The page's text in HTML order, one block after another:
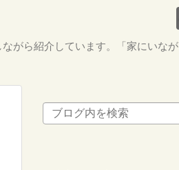
がら紹介しています。「家にいな